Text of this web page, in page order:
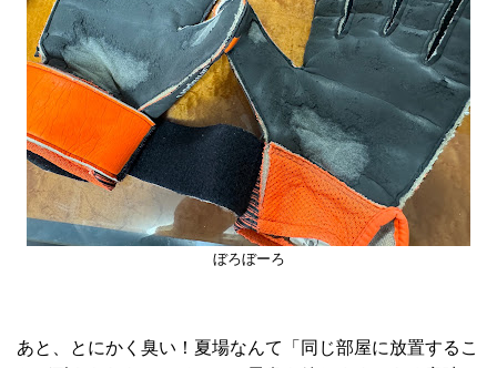
ぼろぼーろ
あと、とにかく臭い！夏場なんて「同じ部屋に放置するこ